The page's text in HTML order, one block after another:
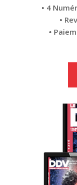
• 4
•
•